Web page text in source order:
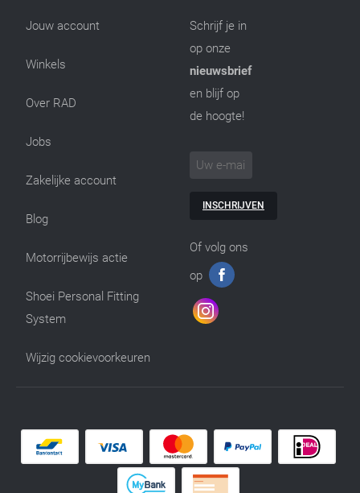
Jouw account
Winkels
Over RAD
Jobs
Zakelijke account
Blog
Motorrijbewijs actie
Shoei Personal Fitting
System
Wijzig cookievoorkeuren
Schrijf je in
op onze
nieuwsbrief
en blijf op
de hoogte!
INSCHRIJVEN
Of volg ons
op